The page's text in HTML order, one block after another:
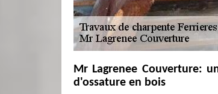
Mr Lagrenee Couverture:
d'ossature en bois